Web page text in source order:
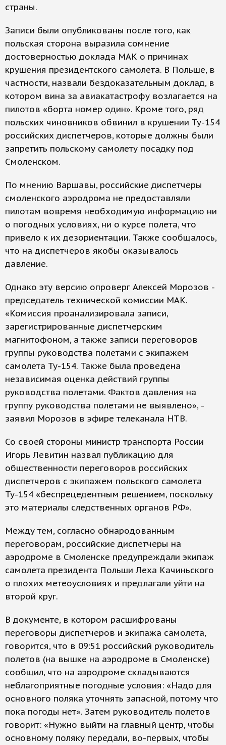
страны.
Записи были опубликованы после того, как
польская сторона выразила сомнение
достоверностью доклада МАК о причинах
крушения президентского самолета. В Польше, в
частности, назвали бездоказательным доклад, в
котором вина за авиакатастрофу возлагается на
пилотов «борта номер один». Кроме того, ряд
польских чиновников обвинил в крушении Ту-154
российских диспетчеров, которые должны были
запретить польскому самолету посадку под
Смоленском.
По мнению Варшавы, российские диспетчеры
смоленского аэродрома не предоставляли
пилотам вовремя необходимую информацию ни
о погодных условиях, ни о курсе полета, что
привело к их дезориентации. Также сообщалось,
что на диспетчеров якобы оказывалось
давление.
Однако эту версию опроверг Алексей Морозов -
председатель технической комиссии МАК.
«Комиссия проанализировала записи,
зарегистрированные диспетчерским
магнитофоном, а также записи переговоров
группы руководства полетами с экипажем
самолета Ту-154. Также была проведена
независимая оценка действий группы
руководства полетами. Фактов давления на
группу руководства полетами не выявлено», -
заявил Морозов в эфире телеканала НТВ.
Со своей стороны министр транспорта России
Игорь Левитин назвал публикацию для
общественности переговоров российских
диспетчеров с экипажем польского самолета
Ту-154 «беспрецедентным решением, поскольку
это материалы следственных органов РФ».
Между тем, согласно обнародованным
переговорам, российские диспетчеры на
аэродроме в Смоленске предупреждали экипаж
самолета президента Польши Леха Качиньского
о плохих метеоусловиях и предлагали уйти на
второй круг.
В документе, в котором расшифрованы
переговоры диспетчеров и экипажа самолета,
говорится, что в 09:51 российский руководитель
полетов (на вышке на аэродроме в Смоленске)
сообщил, что на аэродроме складываются
неблагоприятные погодные условия: «Надо для
основного поляка уточнять запасной, потому что
пока погоды нет». Затем руководитель полетов
говорит: «Нужно выйти на главный центр, чтобы
основному поляку передали, во-первых, чтобы